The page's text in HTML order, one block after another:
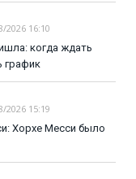
2026 16:10
когда ждать
график
2026 15:19
Хорхе Месси было